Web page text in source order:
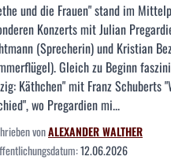
und die Frauen" stand im
Konzerts mit Julian
(Sprecherin) und Kristian
Gleich zu Beginn
Käthchen" mit Franz Schuberts
wo Pregardien mi...
vonALEXANDER WALTHER
12.06.2026